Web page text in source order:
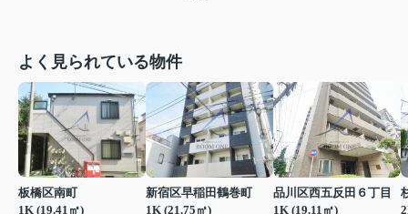
よく見られている物件
板橋区南町
1K (19.41㎡)
新宿区早稲田鶴巻町
1K (21.75㎡)
品川区西五反田６丁目
1K (19.11㎡)